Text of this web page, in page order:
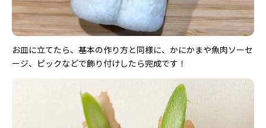
お皿に立てたら、基本の作り方と同様に、かにかまや魚肉ソーセ
ージ、ピックなどで飾り付けしたら完成です！